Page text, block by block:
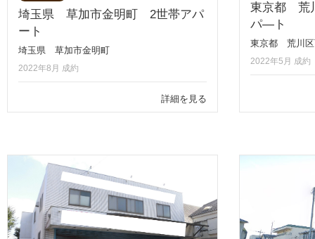
埼玉県 草加市金明町 2世帯アパ
ート
埼玉県 草加市金明町
2022年8月 成約
詳細を見る
東京都 荒
パ―ト
東京都 荒川区
2022年5月 成約